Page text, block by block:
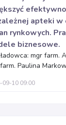
apteki w
rynkowych.
biznesowe.
mgr farm.
Paulina
09-10 09:00